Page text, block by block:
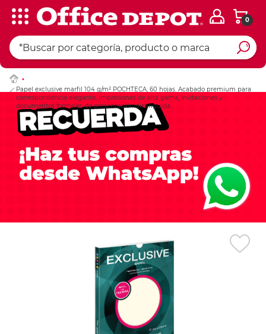
0
Papel exclusive marfil 104 g/m² POCHTECA, 60 hojas. Acabado premium para
correspondencia elegante, impresiones de alta gama, invitaciones y
documentos formales de presentación distinguida.
Ingresar Codigo